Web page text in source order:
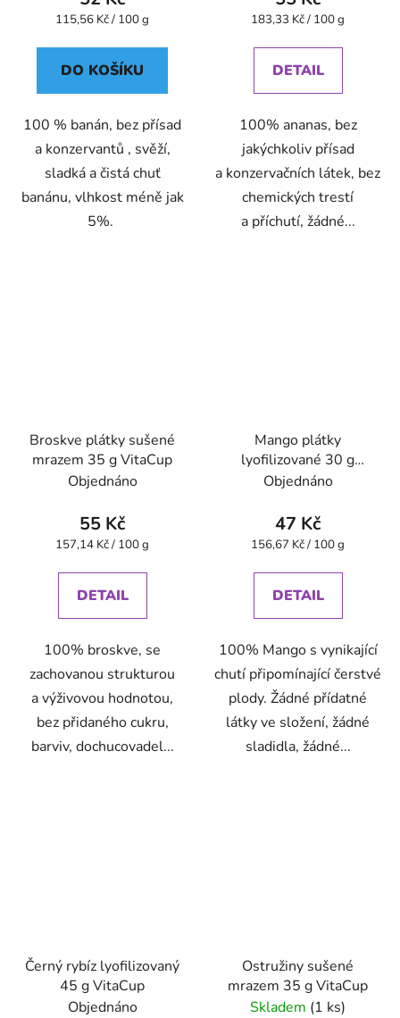
Měrná
115,56 Kč / 100 g
DO KOŠÍKU
100 % banán, bez přísad
a konzervantů , svěží,
sladká a čistá chuť
banánu, vlhkost méně jak
5%.
Měrná
183,33 Kč / 100 g
DETAIL
100% ananas, bez
jakýchkoliv přísad
a konzervačních látek, bez
chemických trestí
a příchutí, žádné...
Broskve plátky sušené
mrazem 35 g VitaCup
Objednáno
55 Kč
Měrná
157,14 Kč / 100 g
DETAIL
100% broskve, se
zachovanou strukturou
a výživovou hodnotou,
bez přidaného cukru,
barviv, dochucovadel...
Mango plátky
lyofilizované 30 g
VitaCup
Objednáno
47 Kč
Měrná
156,67 Kč / 100 g
DETAIL
100% Mango s vynikající
chutí připomínající čerstvé
plody. Žádné přídatné
látky ve složení, žádné
sladidla, žádné...
Černý rybíz lyofilizovaný
45 g VitaCup
Objednáno
Ostružiny sušené
mrazem 35 g VitaCup
Skladem (1 ks)